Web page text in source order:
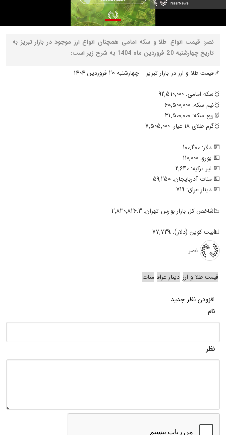
نصر: قیمت انواع طلا و سکه امامی همچنان انواع ارز موجود در بازار تبریز به
تاریخ چهارشنبه 20 فروردین ماه 1404 به شرح زیر است:
📌قیمت طلا و ارز در بازار تبریز - چهارشنبه 20 فروردین 1404
🥇سکه امامی: 92,510,000
🥇نیم سکه: 60,500,000
🥇ربع سکه: 31,500,000
🥇گرم طلای 18 عیار: 7,505,000
💵 دلار: 100,400
💵 یورو: 110,000
💵 لیر ترکیه: 2,640
💵 منات آذربایجان: 59,250
💵 دینار عراق: 719
📉شاخص کل بازار بورس تهران: 2,830,826.3
📊بیت کوین (دلار): 77,739
نصر
قیمت طلا و ارز دینار عراق منات
افزودن نظر جدید
نام
نظر